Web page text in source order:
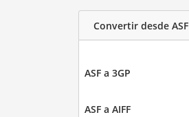
Convertir desde ASF
ASF a 3GP
ASF a AIFF